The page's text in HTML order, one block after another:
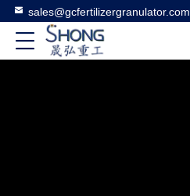
sales@gcfertilizergranulator.com